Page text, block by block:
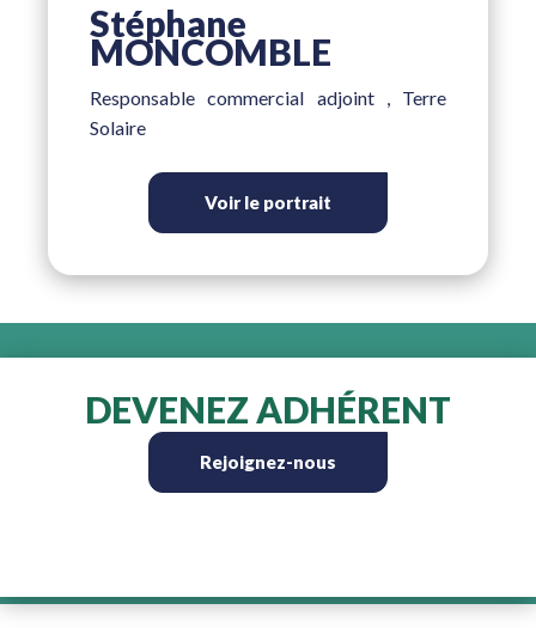
Stéphane
MONCOMBLE
Responsable commercial adjoint , Terre
Solaire
Voir le portrait
DEVENEZ ADHÉRENT
Rejoignez-nous